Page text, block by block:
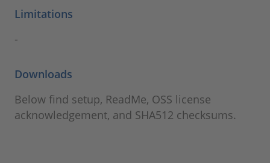
Limitations
-
Downloads
Below find setup, ReadMe, OSS license
acknowledgement, and SHA512 checksums.